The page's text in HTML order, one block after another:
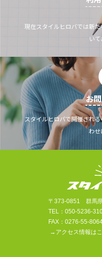
現在スタイルヒロバでは新
いて
お
スタイルヒロバで開催され
わせ
〒373-0851 群馬
TEL：050-5236-
FAX：0276-55-
→アクセス情報は